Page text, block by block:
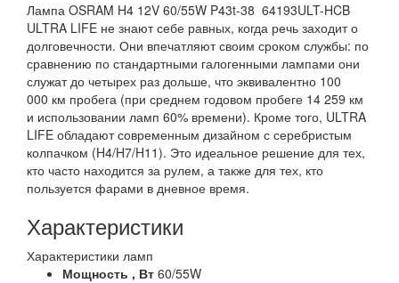
Лампа OSRAM H4 12V 60/55W P43t-38 64193ULT-HCB
ULTRA LIFE не знают себе равных, когда речь заходит о
долговечности. Они впечатляют своим сроком службы: по
сравнению по стандартными галогенными лампами они
служат до четырех раз дольше, что эквивалентно 100
000 км пробега (при среднем годовом пробеге 14 259 км
и использовании ламп 60% времени). Кроме того, ULTRA
LIFE обладают современным дизайном с серебристым
колпачком (H4/H7/H11). Это идеальное решение для тех,
кто часто находится за рулем, а также для тех, кто
пользуется фарами в дневное время.
Характеристики
Характеристики ламп
Мощность , Вт 60/55W